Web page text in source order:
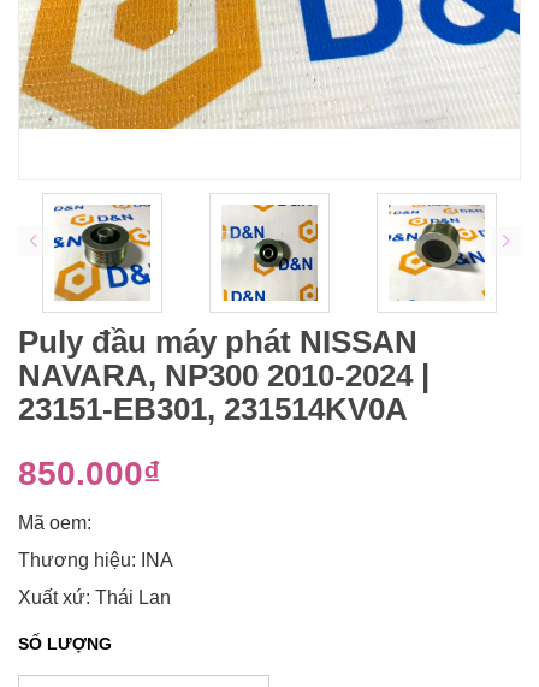
Puly đầu máy phát NISSAN
NAVARA, NP300 2010-2024 |
23151-EB301, 231514KV0A
850.000₫
Mã oem:
Thương hiệu: INA
Xuất xứ: Thái Lan
SỐ LƯỢNG